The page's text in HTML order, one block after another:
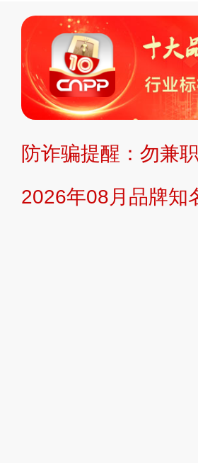
标、LOGO 等）知
复制、转载、商用
不代理、不招商、不
持投资购买的观点或
提交说明： 快速提
防诈骗提醒：勿兼
2026年08月品牌知